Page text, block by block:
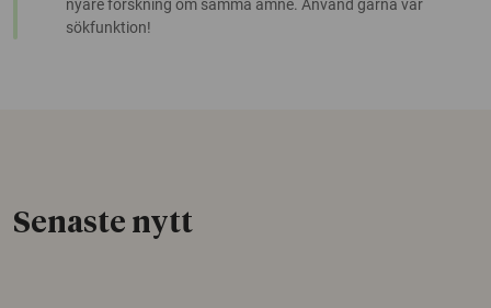
nyare forskning om samma ämne. Använd gärna vår
sökfunktion!
Senaste nytt